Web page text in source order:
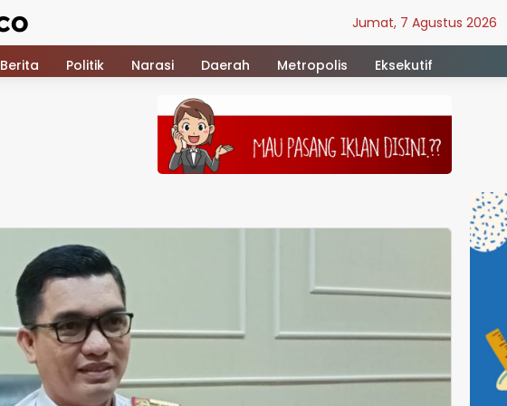
Jumat, 7 Agustus 2026
Berita Politik Narasi Daerah Metropolis Eksekutif